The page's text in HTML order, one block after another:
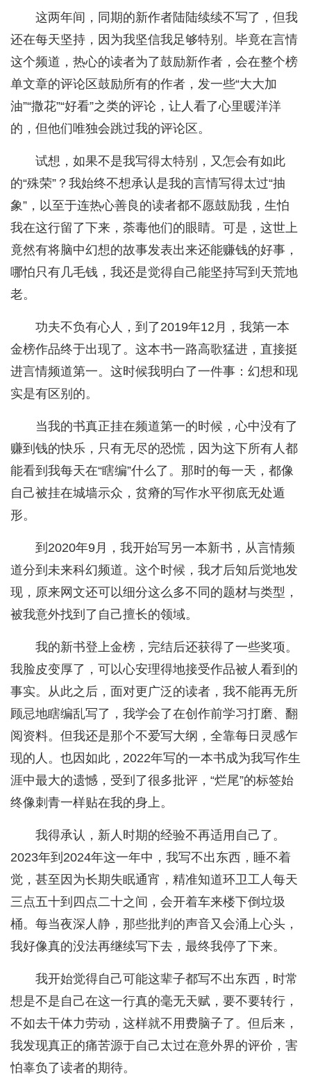
这两年间，同期的新作者陆陆续续不写了，但我
还在每天坚持，因为我坚信我足够特别。毕竟在言情
这个频道，热心的读者为了鼓励新作者，会在整个榜
单文章的评论区鼓励所有的作者，发一些“大大加
油”“撒花”“好看”之类的评论，让人看了心里暖洋洋
的，但他们唯独会跳过我的评论区。
试想，如果不是我写得太特别，又怎会有如此
的“殊荣”？我始终不想承认是我的言情写得太过“抽
象”，以至于连热心善良的读者都不愿鼓励我，生怕
我在这行留了下来，荼毒他们的眼睛。可是，这世上
竟然有将脑中幻想的故事发表出来还能赚钱的好事，
哪怕只有几毛钱，我还是觉得自己能坚持写到天荒地
老。
功夫不负有心人，到了2019年12月，我第一本
金榜作品终于出现了。这本书一路高歌猛进，直接挺
进言情频道第一。这时候我明白了一件事：幻想和现
实是有区别的。
当我的书真正挂在频道第一的时候，心中没有了
赚到钱的快乐，只有无尽的恐慌，因为这下所有人都
能看到我每天在“瞎编”什么了。那时的每一天，都像
自己被挂在城墙示众，贫瘠的写作水平彻底无处遁
形。
到2020年9月，我开始写另一本新书，从言情频
道分到未来科幻频道。这个时候，我才后知后觉地发
现，原来网文还可以细分这么多不同的题材与类型，
被我意外找到了自己擅长的领域。
我的新书登上金榜，完结后还获得了一些奖项。
我脸皮变厚了，可以心安理得地接受作品被人看到的
事实。从此之后，面对更广泛的读者，我不能再无所
顾忌地瞎编乱写了，我学会了在创作前学习打磨、翻
阅资料。但我还是那个不爱写大纲，全靠每日灵感乍
现的人。也因如此，2022年写的一本书成为我写作生
涯中最大的遗憾，受到了很多批评，“烂尾”的标签始
终像刺青一样贴在我的身上。
我得承认，新人时期的经验不再适用自己了。
2023年到2024年这一年中，我写不出东西，睡不着
觉，甚至因为长期失眠通宵，精准知道环卫工人每天
三点五十到四点二十之间，会开着车来楼下倒垃圾
桶。每当夜深人静，那些批判的声音又会涌上心头，
我好像真的没法再继续写下去，最终我停了下来。
我开始觉得自己可能这辈子都写不出东西，时常
想是不是自己在这一行真的毫无天赋，要不要转行，
不如去干体力劳动，这样就不用费脑子了。但后来，
我发现真正的痛苦源于自己太过在意外界的评价，害
怕辜负了读者的期待。